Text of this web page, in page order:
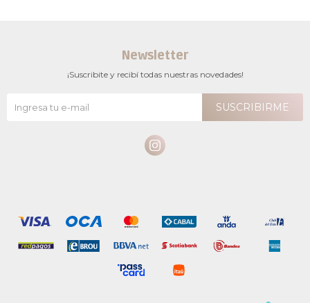
Newsletter
¡Suscribite y recibí todas nuestras novedades!
SUSCRIBIRME
